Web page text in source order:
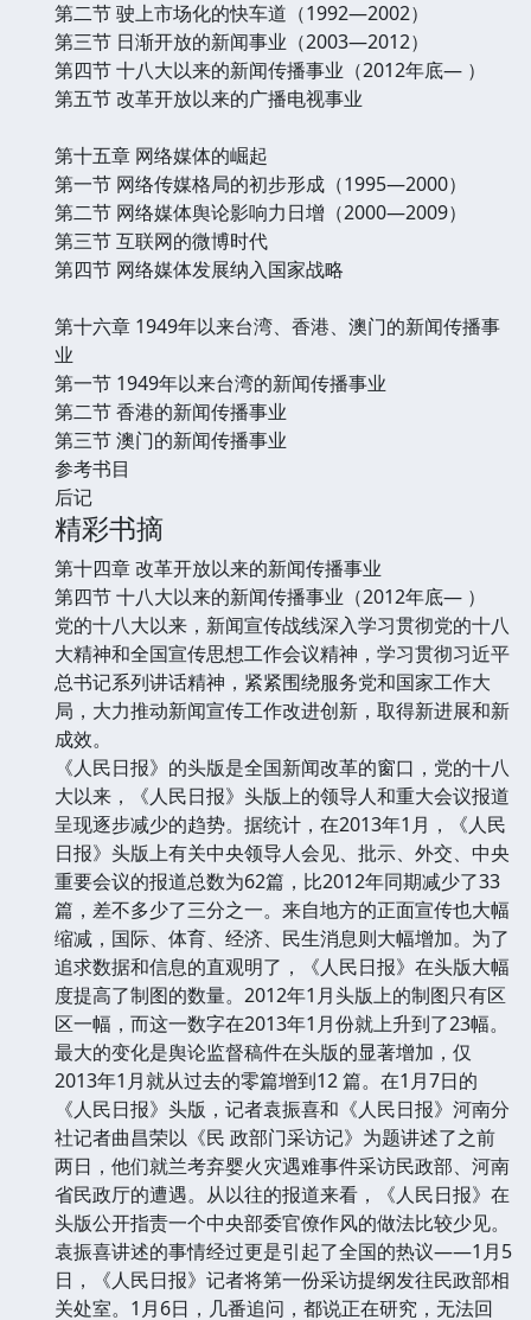
第二节 驶上市场化的快车道（1992—2002）
第三节 日渐开放的新闻事业（2003—2012）
第四节 十八大以来的新闻传播事业（2012年底— ）
第五节 改革开放以来的广播电视事业
第十五章 网络媒体的崛起
第一节 网络传媒格局的初步形成（1995—2000）
第二节 网络媒体舆论影响力日增（2000—2009）
第三节 互联网的微博时代
第四节 网络媒体发展纳入国家战略
第十六章 1949年以来台湾、香港、澳门的新闻传播事
业
第一节 1949年以来台湾的新闻传播事业
第二节 香港的新闻传播事业
第三节 澳门的新闻传播事业
参考书目
后记
精彩书摘
第十四章 改革开放以来的新闻传播事业
第四节 十八大以来的新闻传播事业（2012年底— ）
党的十八大以来，新闻宣传战线深入学习贯彻党的十八
大精神和全国宣传思想工作会议精神，学习贯彻习近平
总书记系列讲话精神，紧紧围绕服务党和国家工作大
局，大力推动新闻宣传工作改进创新，取得新进展和新
成效。
《人民日报》的头版是全国新闻改革的窗口，党的十八
大以来，《人民日报》头版上的领导人和重大会议报道
呈现逐步减少的趋势。据统计，在2013年1月，《人民
日报》头版上有关中央领导人会见、批示、外交、中央
重要会议的报道总数为62篇，比2012年同期减少了33
篇，差不多少了三分之一。来自地方的正面宣传也大幅
缩减，国际、体育、经济、民生消息则大幅增加。为了
追求数据和信息的直观明了，《人民日报》在头版大幅
度提高了制图的数量。2012年1月头版上的制图只有区
区一幅，而这一数字在2013年1月份就上升到了23幅。
最大的变化是舆论监督稿件在头版的显著增加，仅
2013年1月就从过去的零篇增到12 篇。在1月7日的
《人民日报》头版，记者袁振喜和《人民日报》河南分
社记者曲昌荣以《民 政部门采访记》为题讲述了之前
两日，他们就兰考弃婴火灾遇难事件采访民政部、河南
省民政厅的遭遇。从以往的报道来看，《人民日报》在
头版公开指责一个中央部委官僚作风的做法比较少见。
袁振喜讲述的事情经过更是引起了全国的热议——1月5
日，《人民日报》记者将第一份采访提纲发往民政部相
关处室。1月6日，几番追问，都说正在研究，无法回